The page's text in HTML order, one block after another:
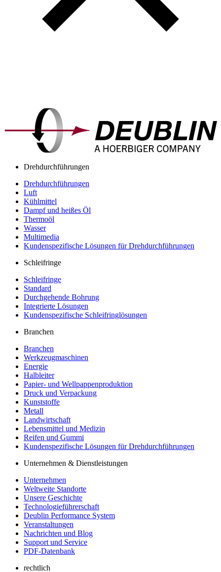
Drehdurchführungen
Drehdurchführungen
Luft
Kühlmittel
Dampf und heißes Öl
Thermoöl
Wasser
Multimedia
Kundenspezifische Lösungen für Drehdurchführungen
Schleifringe
Schleifringe
Standard
Durchgehende Bohrung
Integrierte Lösungen
Kundenspezifische Schleifringlösungen
Branchen
Branchen
Werkzeugmaschinen
Energie
Halbleiter
Papier- und Wellpappenproduktion
Druck und Verpackung
Kunststoffe
Metall
Landwirtschaft
Lebensmittel und Medizin
Reifen und Gummi
Kundenspezifische Lösungen für Drehdurchführungen
Unternehmen & Dienstleistungen
Unternehmen
Weltweite Standorte
Unsere Geschichte
Technologieführerschaft
Deublin Performance System
Veranstaltungen
Nachrichten und Blog
Support und Service
PDF-Datenbank
rechtlich